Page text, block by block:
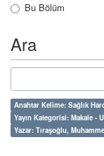
Bu Bölüm
Ara
Anahtar Kelime: Sağlık
Yayın Kategorisi: Makale -
Yazar: Tıraşoğlu,